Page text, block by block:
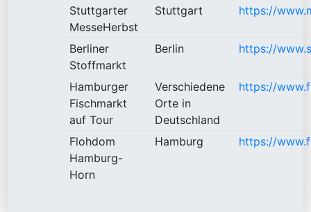
Stuttgarter
MesseHerbst
Stuttgart https://
Berliner
Stoffmarkt
Berlin https://
Hamburger
Fischmarkt
auf Tour
Verschiedene
Orte in
Deutschland
https://
Flohdom
Hamburg-
Horn
Hamburg https://